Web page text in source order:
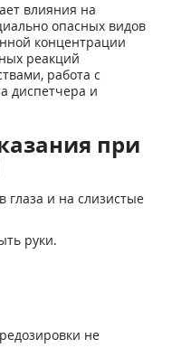
влияния на
опасных видов
концентрации
реакций
работа с
диспетчера и
при
глаза и на слизистые
руки.
не